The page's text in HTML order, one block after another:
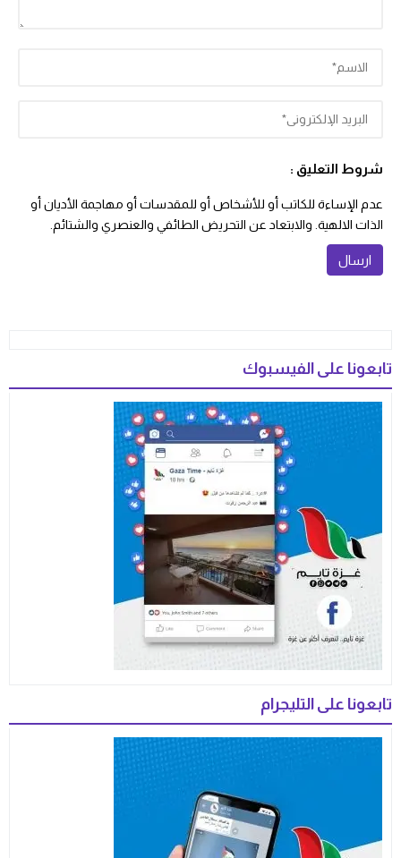
شروط التعليق :
عدم الإساءة للكاتب أو للأشخاص أو للمقدسات أو مهاجمة الأديان أو
الذات الالهية. والابتعاد عن التحريض الطائفي والعنصري والشتائم.
تابعونا على الفيسبوك
تابعونا على التليجرام